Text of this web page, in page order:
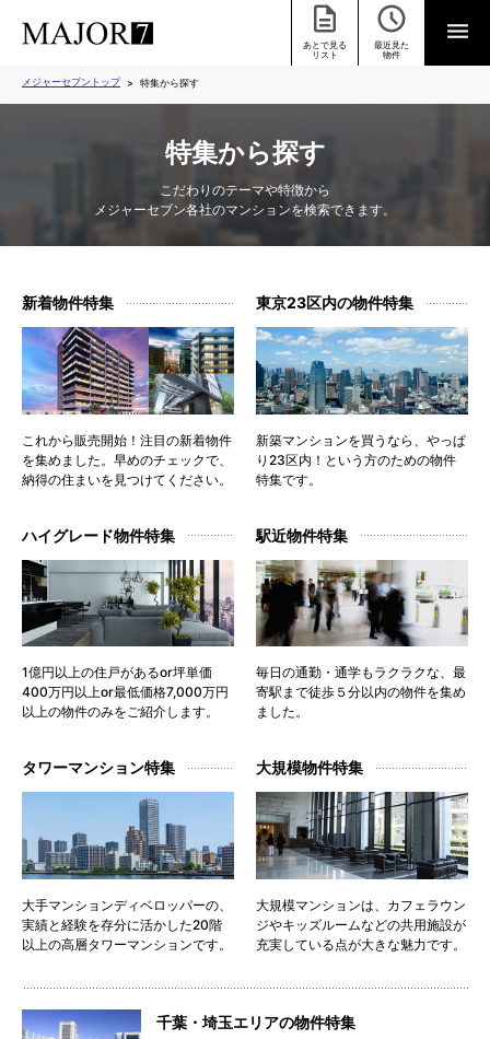
あとで見る
リスト
最近見た
物件
メジャーセブントップ 特集から探す
特集から探す
こだわりのテーマや特徴から
メジャーセブン各社のマンションを検索できます。
新着物件特集
これから販売開始！注目の新着物件
を集めました。早めのチェックで、
納得の住まいを見つけてください。
東京23区内の物件特集
新築マンションを買うなら、やっぱ
り23区内！という方のための物件
特集です。
ハイグレード物件特集
1億円以上の住戸があるor坪単価
400万円以上or最低価格7,000万円
以上の物件のみをご紹介します。
駅近物件特集
毎日の通勤・通学もラクラクな、最
寄駅まで徒歩５分以内の物件を集め
ました。
タワーマンション特集
大手マンションディベロッパーの、
実績と経験を存分に活かした20階
以上の高層タワーマンションです。
大規模物件特集
大規模マンションは、カフェラウン
ジやキッズルームなどの共用施設が
充実している点が大きな魅力です。
千葉・埼玉エリアの物件特集